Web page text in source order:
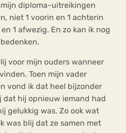
diploma-uitreikingen
niet 1 voorin en 1 achterin
1 afwezig. En zo kan ik nog
voor mijn ouders wanneer
Toen mijn vader
vond ik dat heel bijzonder
dat hij opnieuw iemand had
gelukkig was. Zo ook wat
was blij dat ze samen met